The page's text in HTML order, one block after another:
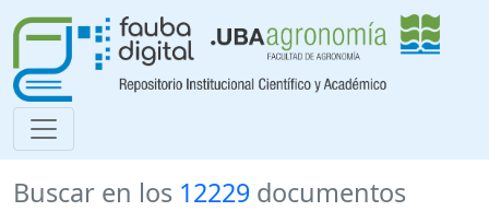
Buscar en los 12229 documentos